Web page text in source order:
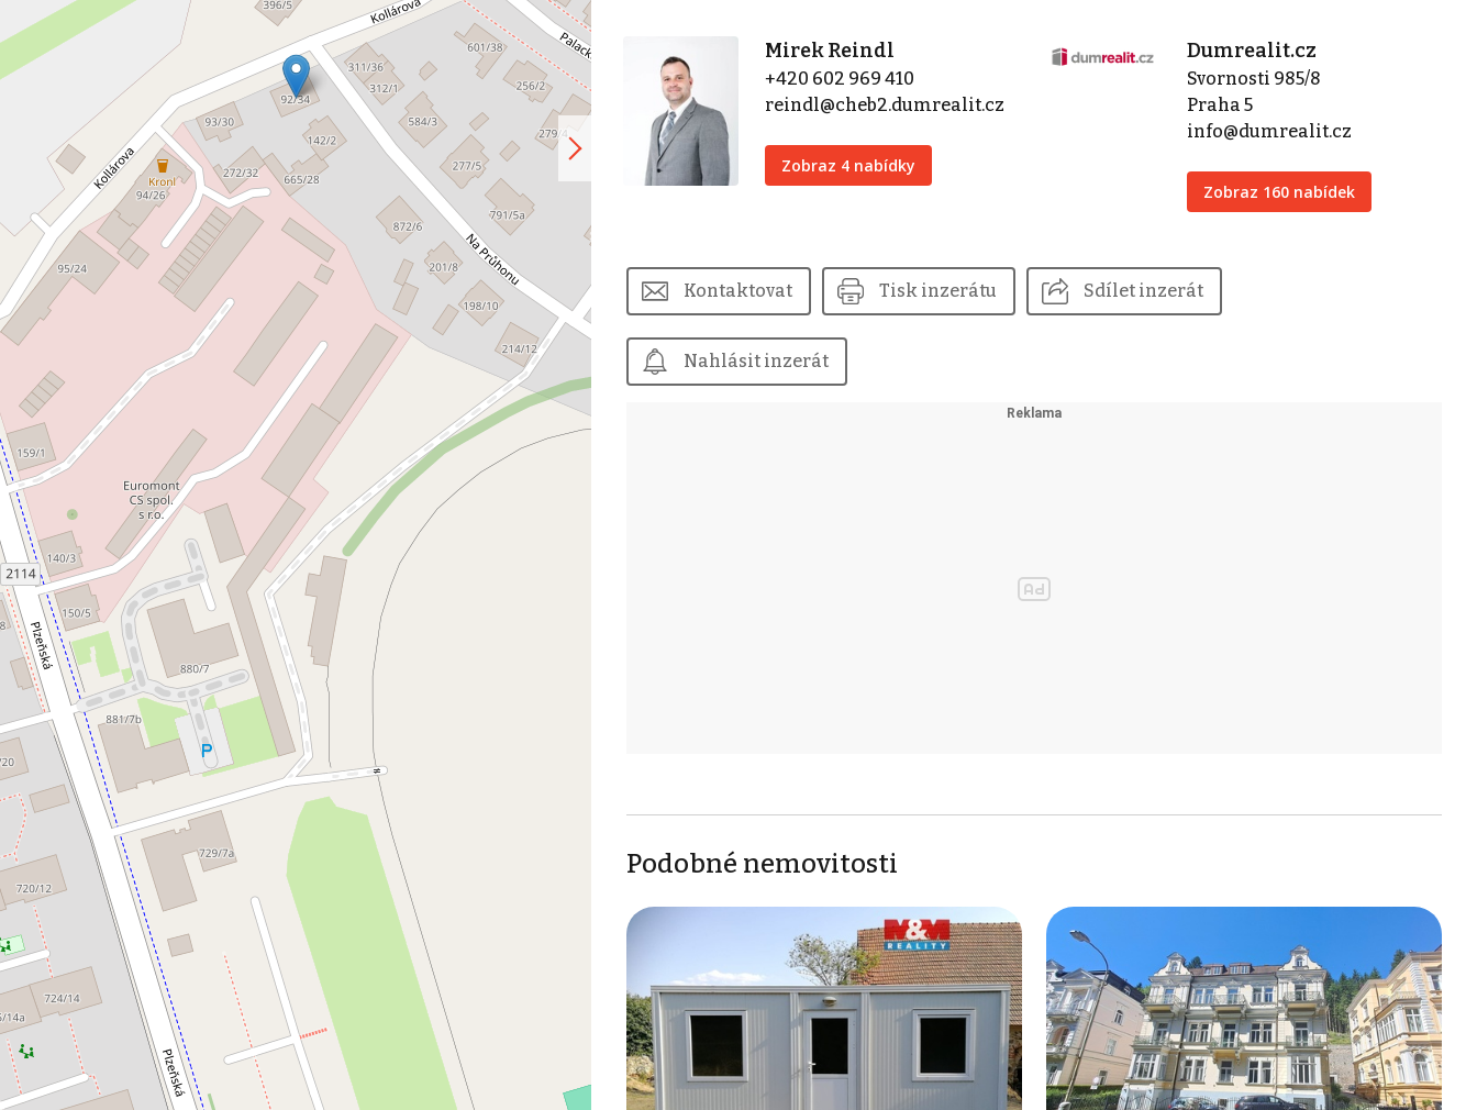
Mirek Reindl
+420 602 969 410
reindl@cheb2.dumrealit.cz
Zobraz 4 nabídky
Dumrealit.cz
Svornosti 985/8
Praha 5
info@dumrealit.cz
Zobraz 160 nabídek
Kontaktovat Tisk inzerátu Sdílet inzerát
Nahlásit inzerát
Podobné nemovitosti